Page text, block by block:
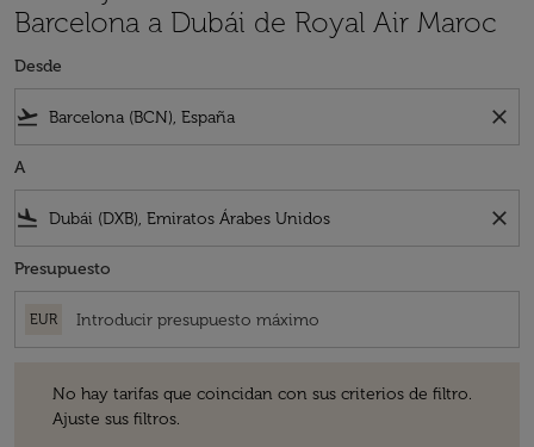
Barcelona a Dubái de Royal Air Maroc
Desde
flight_takeoff close
A
flight_land close
Presupuesto
EUR
No hay tarifas que coincidan con sus criterios de filtro.
Ajuste sus filtros.